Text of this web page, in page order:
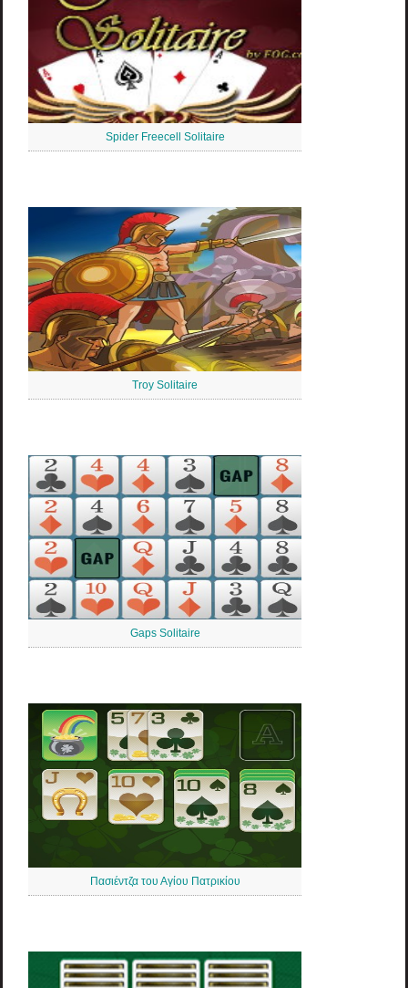
Spider Freecell Solitaire
Troy Solitaire
Gaps Solitaire
Πασιέντζα του Αγίου Πατρικίου